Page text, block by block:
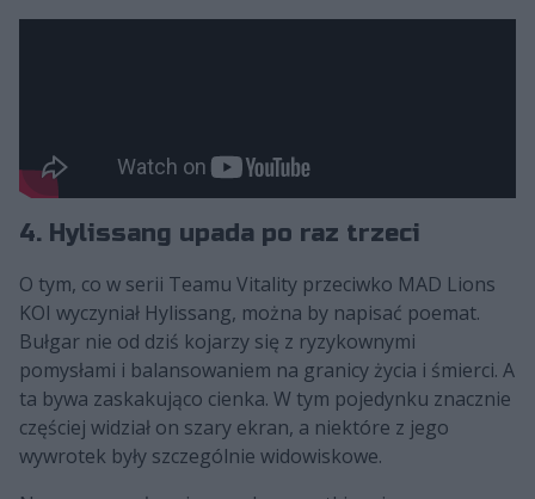
4. Hylissang upada po raz trzeci
O tym, co w serii Teamu Vitality przeciwko MAD Lions
KOI wyczyniał Hylissang, można by napisać poemat.
Bułgar nie od dziś kojarzy się z ryzykownymi
pomysłami i balansowaniem na granicy życia i śmierci. A
ta bywa zaskakująco cienka. W tym pojedynku znacznie
częściej widział on szary ekran, a niektóre z jego
wywrotek były szczególnie widowiskowe.